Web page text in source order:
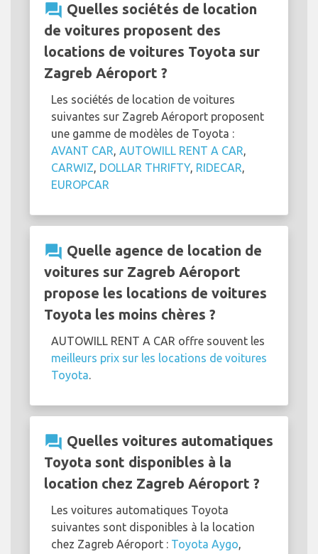
question_answer Quelles sociétés de location
de voitures proposent des
locations de voitures Toyota sur
Zagreb Aéroport ?
Les sociétés de location de voitures
suivantes sur Zagreb Aéroport proposent
une gamme de modèles de Toyota :
AVANT CAR, AUTOWILL RENT A CAR,
CARWIZ, DOLLAR THRIFTY, RIDECAR,
EUROPCAR
question_answer Quelle agence de location de
voitures sur Zagreb Aéroport
propose les locations de voitures
Toyota les moins chères ?
AUTOWILL RENT A CAR offre souvent les
meilleurs prix sur les locations de voitures
Toyota.
question_answer Quelles voitures automatiques
Toyota sont disponibles à la
location chez Zagreb Aéroport ?
Les voitures automatiques Toyota
suivantes sont disponibles à la location
chez Zagreb Aéroport : Toyota Aygo,